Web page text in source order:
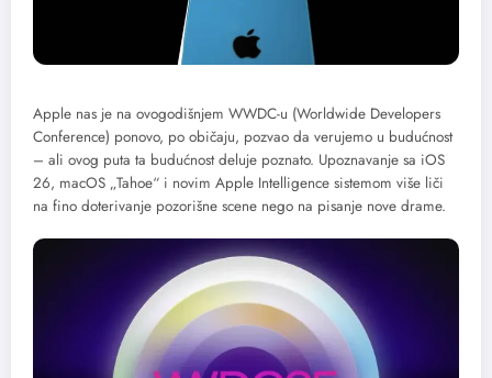
Apple nas je na ovogodišnjem WWDC-u (Worldwide Developers
Conference) ponovo, po običaju, pozvao da verujemo u budućnost
– ali ovog puta ta budućnost deluje poznato. Upoznavanje sa iOS
26, macOS „Tahoe“ i novim Apple Intelligence sistemom više liči
na fino doterivanje pozorišne scene nego na pisanje nove drame.